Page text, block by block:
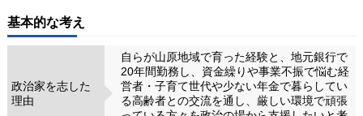
基本的な考え
政治家を志した
理由
自らが山原地域で育った経験と、地元銀行で
20年間勤務し、資金繰りや事業不振で悩む経
営者・子育て世代や少ない年金で暮らしてい
る高齢者との交流を通し、厳しい環境で頑張